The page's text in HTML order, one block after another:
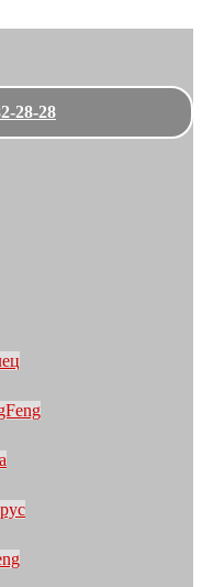
28-28